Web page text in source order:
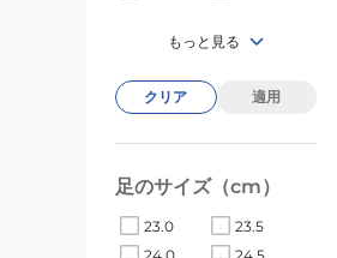
もっと見る
クリア 適用
足のサイズ（cm）
23.0
23.5